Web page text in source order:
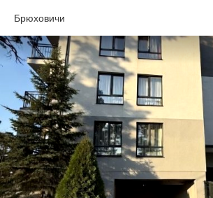
коридорі). З кімнати є великий відкритий
будинку є паркомісця, в 100 метрах від
Брюховичи